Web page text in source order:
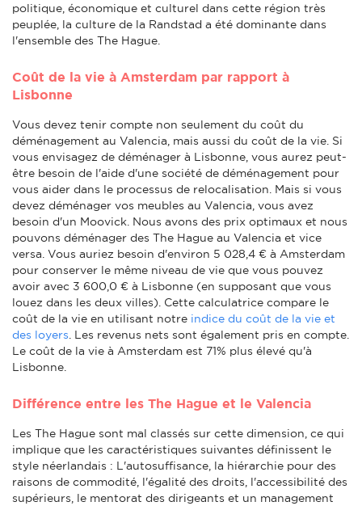
politique, économique et culturel dans cette région très
peuplée, la culture de la Randstad a été dominante dans
l'ensemble des The Hague.
Coût de la vie à Amsterdam par rapport à
Lisbonne
Vous devez tenir compte non seulement du coût du
déménagement au Valencia, mais aussi du coût de la vie. Si
vous envisagez de déménager à Lisbonne, vous aurez peut-
être besoin de l'aide d'une société de déménagement pour
vous aider dans le processus de relocalisation. Mais si vous
devez déménager vos meubles au Valencia, vous avez
besoin d'un Moovick. Nous avons des prix optimaux et nous
pouvons déménager des The Hague au Valencia et vice
versa. Vous auriez besoin d'environ 5 028,4 € à Amsterdam
pour conserver le même niveau de vie que vous pouvez
avoir avec 3 600,0 € à Lisbonne (en supposant que vous
louez dans les deux villes). Cette calculatrice compare le
coût de la vie en utilisant notre indice du coût de la vie et
des loyers . Les revenus nets sont également pris en compte.
Le coût de la vie à Amsterdam est 71% plus élevé qu'à
Lisbonne.
Différence entre les The Hague et le Valencia
Les The Hague sont mal classés sur cette dimension, ce qui
implique que les caractéristiques suivantes définissent le
style néerlandais : L'autosuffisance, la hiérarchie pour des
raisons de commodité, l'égalité des droits, l'accessibilité des
supérieurs, le mentorat des dirigeants et un management